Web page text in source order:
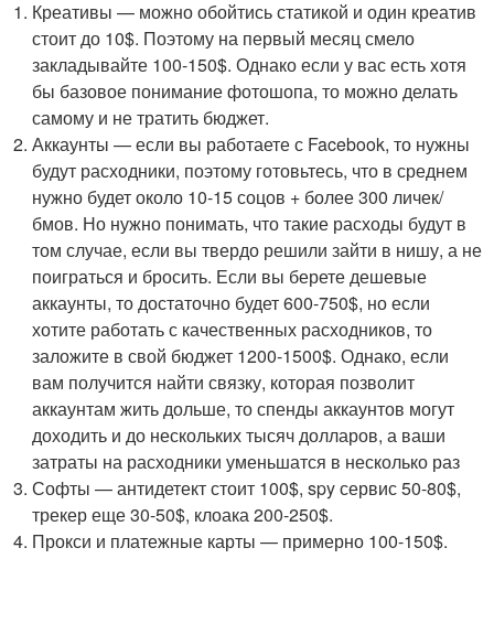
Креативы — можно обойтись статикой и один креатив
стоит до 10$. Поэтому на первый месяц смело
закладывайте 100-150$. Однако если у вас есть хотя
бы базовое понимание фотошопа, то можно делать
самому и не тратить бюджет.
Аккаунты — если вы работаете с Facebook, то нужны
будут расходники, поэтому готовьтесь, что в среднем
нужно будет около 10-15 соцов + более 300 личек/
бмов. Но нужно понимать, что такие расходы будут в
том случае, если вы твердо решили зайти в нишу, а не
поиграться и бросить. Если вы берете дешевые
аккаунты, то достаточно будет 600-750$, но если
хотите работать с качественных расходников, то
заложите в свой бюджет 1200-1500$. Однако, если
вам получится найти связку, которая позволит
аккаунтам жить дольше, то спенды аккаунтов могут
доходить и до нескольких тысяч долларов, а ваши
затраты на расходники уменьшатся в несколько раз
Софты — антидетект стоит 100$, spy сервис 50-80$,
трекер еще 30-50$, клоака 200-250$.
Прокси и платежные карты — примерно 100-150$.